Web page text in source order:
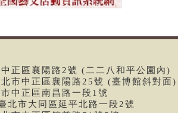
正區襄陽路2號 (二二八和平公園內)
市中正區襄陽路25號 (臺博館斜對面)
中正區南昌路一段1號
市大同區延平北路一段2號